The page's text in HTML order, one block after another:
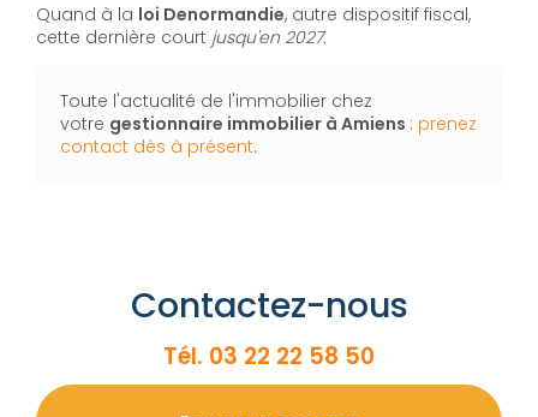
Quand à la loi Denormandie, autre dispositif fiscal,
cette dernière court jusqu'en 2027.
Toute l'actualité de l'immobilier chez
votre gestionnaire immobilier à Amiens : prenez
contact dès à présent.
Contactez-nous
Tél. 03 22 22 58 50